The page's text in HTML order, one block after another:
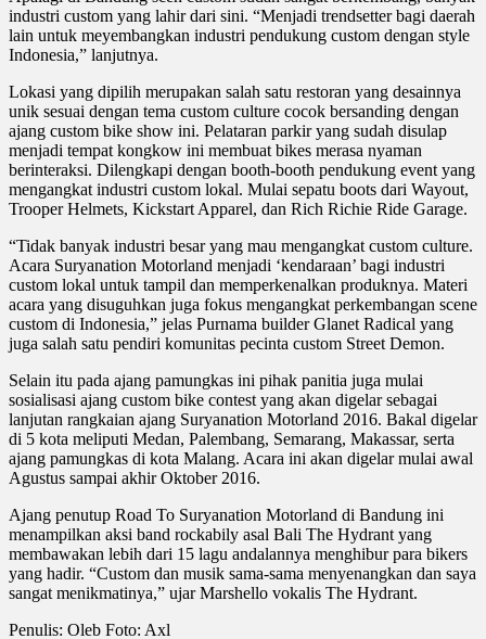
industri custom yang lahir dari sini. “Menjadi trendsetter bagi daerah
lain untuk meyembangkan industri pendukung custom dengan style
Indonesia,” lanjutnya.
Lokasi yang dipilih merupakan salah satu restoran yang desainnya
unik sesuai dengan tema custom culture cocok bersanding dengan
ajang custom bike show ini. Pelataran parkir yang sudah disulap
menjadi tempat kongkow ini membuat bikes merasa nyaman
berinteraksi. Dilengkapi dengan booth-booth pendukung event yang
mengangkat industri custom lokal. Mulai sepatu boots dari Wayout,
Trooper Helmets, Kickstart Apparel, dan Rich Richie Ride Garage.
“Tidak banyak industri besar yang mau mengangkat custom culture.
Acara Suryanation Motorland menjadi ‘kendaraan’ bagi industri
custom lokal untuk tampil dan memperkenalkan produknya. Materi
acara yang disuguhkan juga fokus mengangkat perkembangan scene
custom di Indonesia,” jelas Purnama builder Glanet Radical yang
juga salah satu pendiri komunitas pecinta custom Street Demon.
Selain itu pada ajang pamungkas ini pihak panitia juga mulai
sosialisasi ajang custom bike contest yang akan digelar sebagai
lanjutan rangkaian ajang Suryanation Motorland 2016. Bakal digelar
di 5 kota meliputi Medan, Palembang, Semarang, Makassar, serta
ajang pamungkas di kota Malang. Acara ini akan digelar mulai awal
Agustus sampai akhir Oktober 2016.
Ajang penutup Road To Suryanation Motorland di Bandung ini
menampilkan aksi band rockabily asal Bali The Hydrant yang
membawakan lebih dari 15 lagu andalannya menghibur para bikers
yang hadir. “Custom dan musik sama-sama menyenangkan dan saya
sangat menikmatinya,” ujar Marshello vokalis The Hydrant.
Penulis: Oleb Foto: Axl